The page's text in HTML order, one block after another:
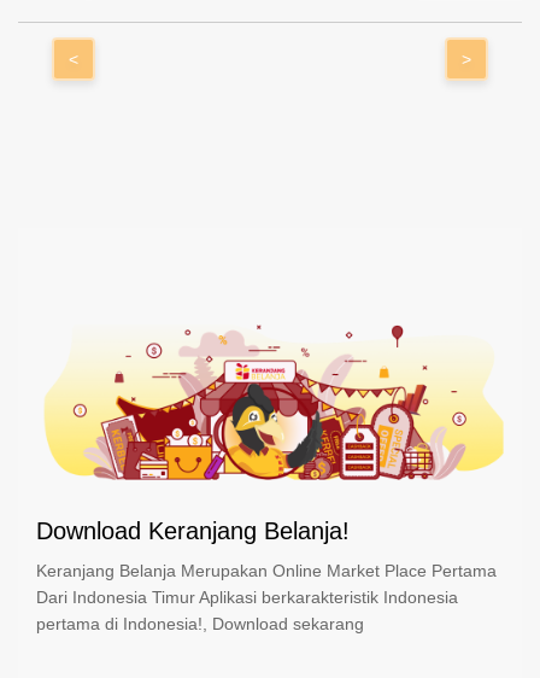
< >
Download Keranjang Belanja!
Keranjang Belanja Merupakan Online Market Place Pertama
Dari Indonesia Timur Aplikasi berkarakteristik Indonesia
pertama di Indonesia!, Download sekarang